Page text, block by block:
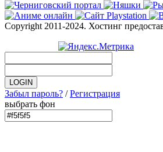
Copyright 2011-2024. Хостинг
Забыл пароль? /Регистрация
выбрать фон